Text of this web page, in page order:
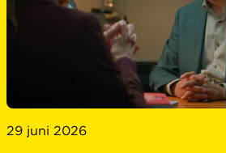
29 juni 2026